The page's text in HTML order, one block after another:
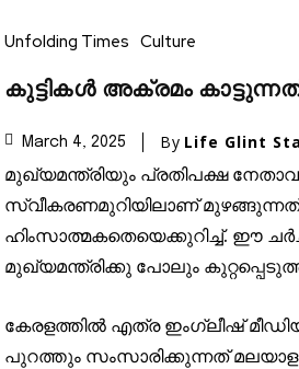
Unfolding Times Culture
കുട്ടികൾ അക്രമം
March 4, 2025 By Life Glint
മുഖ്യമന്ത്രിയും പ്രതിപക്ഷ
സ്വീകരണമുറിയിലാണ്
ഹിംസാത്മകതെയെക്കുറിച്ച്. ഈ
മുഖ്യമന്ത്രിക്കു പോലും
കേരളത്തിൽ എത്ര ഇംഗ്ലീഷ്
പുറത്തും സംസാരിക്കുന്നത്